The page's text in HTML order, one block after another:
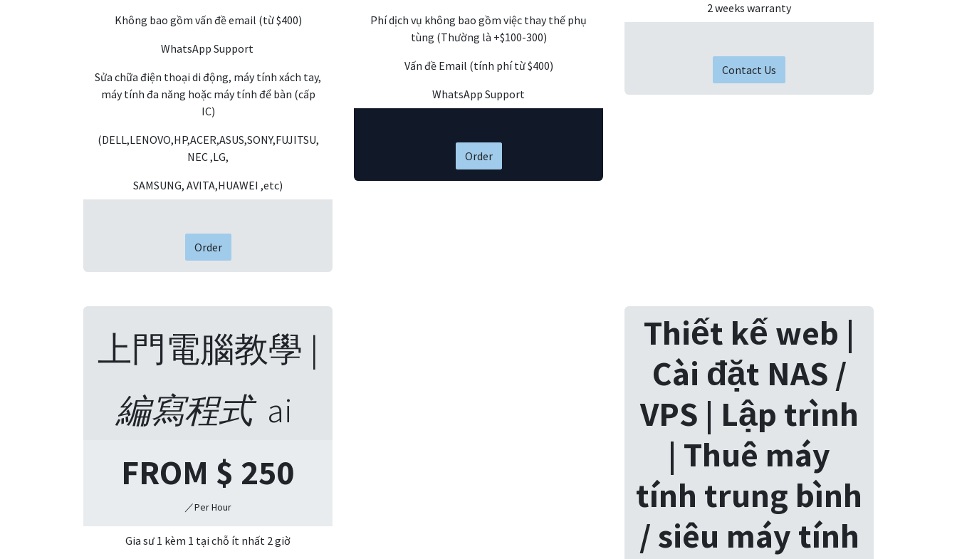
Không bao gồm vấn đề email (từ $400)
WhatsApp Support
Sửa chữa điện thoại di động, máy tính xách tay,
máy tính đa năng hoặc máy tính để bàn (cấp
IC)
(DELL,LENOVO,HP,ACER,ASUS,SONY,FUJITSU,
NEC ,LG,
SAMSUNG, AVITA,HUAWEI ,etc)
Order
Phí dịch vụ không bao gồm việc thay thế phụ
tùng (Thường là +$100-300)
Vấn đề Email (tính phí từ $400)
WhatsApp Support
Order
2 weeks warranty
Contact Us​
上門電腦教學 |
編寫程式ai
FROM $ 250
／Per Hour
Gia sư 1 kèm 1 tại chỗ ít nhất 2 giờ
Thiết kế web |
Cài đặt NAS /
VPS | Lập trình
| Thuê máy
tính trung bình
/ siêu máy tính